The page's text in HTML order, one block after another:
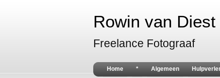
Rowin van Diest
Freelance Fotograaf
Home * Algemeen